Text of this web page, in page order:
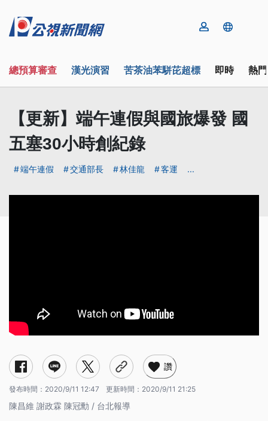
總預算審查 漢光演習 苦茶油苯駢芘超標 即時 熱
【更新】端午連假與國旅爆發 國
五塞30小時創紀錄
端午連假 交通部長 林佳龍 客運 ...
讚
發布時間： 2020/9/11 12:47 更新時間： 2020/9/11 21:25
陳昌維 謝政霖 陳冠勳 / 台北報導